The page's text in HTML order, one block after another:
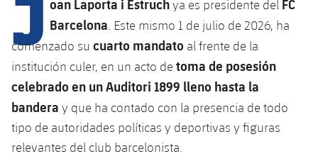
SUB13
SUB12
SUB11 B
SUB13 B
SUB12 C
SUB11 C
Gameday Shows
Resultados
Clasificación
Base
Barça Atlètic
Cadete A
Cadete B
Campus Verano
PLUSICON
MÁS
Primer Equipo
plusicon
más
Actualidad
Calendario
Barça Atlètic
plusicon
más
oan Laporta i Estruchya es presidente del FC
Barcelona . Este mismo 1 de julio de 2026, ha
comenzado su cuarto mandato al frente de la
institución culer, en un acto de toma de posesión
celebrado en un Auditori 1899 lleno hasta la
bandera y que ha contado con la presencia de todo
tipo de autoridades políticas y deportivas y figuras
relevantes del club barcelonista.